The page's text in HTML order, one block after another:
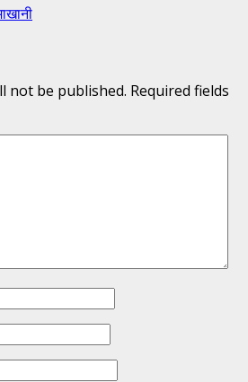
not be published. Required fields